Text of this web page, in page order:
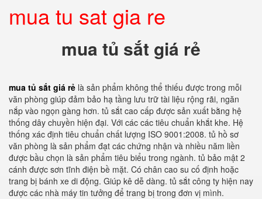
mua tu sat gia re
mua tủ sắt giá rẻ
mua tủ sắt giá rẻ là sản phẩm không thể thiếu được trong mỗi
văn phòng giúp đảm bảo hạ tầng lưu trữ tài liệu rộng rãi, ngăn
nắp vào ngọn gàng hơn. tủ sắt cao cấp được sản xuất bằng hệ
thống dây chuyền hiện đại. Với các các tiêu chuẩn khắt khe. Hệ
thống xác định tiêu chuẩn chất lượng ISO 9001:2008. tủ hồ sơ
văn phòng là sản phẩm đạt các chứng nhận và nhiều năm liền
được bầu chọn là sản phẩm tiêu biểu trong ngành. tủ bảo mật 2
cánh được sơn tĩnh điện bề mặt. Có chân cao su cố định hoặc
trang bị bánh xe di động. Giúp kê dễ dàng. tủ sắt công ty hiện nay
được các nhà máy tin tưởng để trang bị trong đơn vị mình.